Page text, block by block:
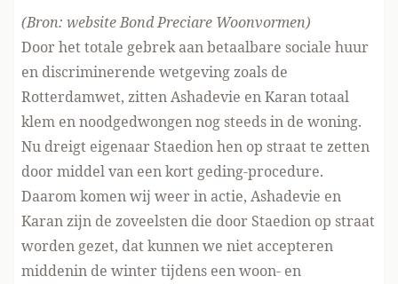
(Bron: website Bond Preciare Woonvormen)
Door het totale gebrek aan betaalbare sociale huur
en discriminerende wetgeving zoals de
Rotterdamwet, zitten Ashadevie en Karan totaal
klem en noodgedwongen nog steeds in de woning.
Nu dreigt eigenaar Staedion hen op straat te zetten
door middel van een kort geding-procedure.
Daarom komen wij weer in actie, Ashadevie en
Karan zijn de zoveelsten die door Staedion op straat
worden gezet, dat kunnen we niet accepteren
middenin de winter tijdens een woon- en